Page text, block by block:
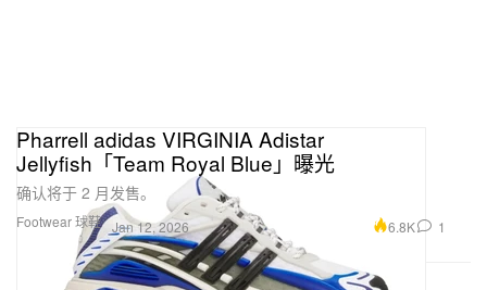
Footwear 球鞋
Pharrell adidas VIRGINIA Adistar
Jellyfish「Team Royal Blue」曝光
确认将于 2 月发售。
Jan 12, 2026 6.8K 1